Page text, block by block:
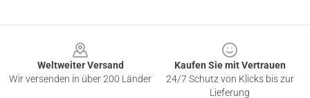
Weltweiter Versand
Wir versenden in über 200 Länder
Kaufen Sie mit Vertrauen
24/7 Schutz von Klicks bis zur
Lieferung